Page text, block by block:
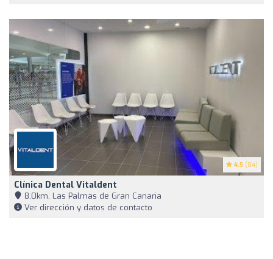
4.5 (84)
Clínica Dental Vitaldent
8,0km, Las Palmas de Gran Canaria
Ver dirección y datos de contacto